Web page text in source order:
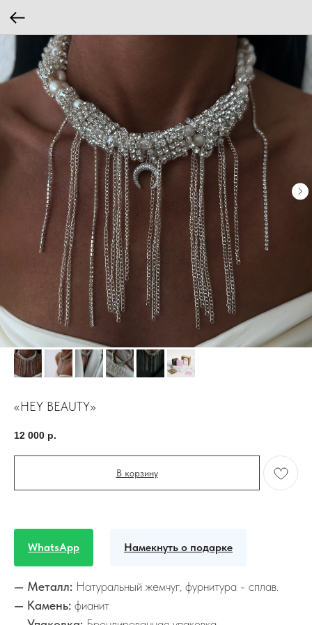
«HEY BEAUTY»
12 000 р.
В корзину
WhatsApp Намекнуть о подарке
— Металл: Натуральный жемчуг, фурнитура - сплав.
— Камень: фианит